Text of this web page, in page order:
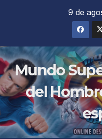
9 de
Mundo
del